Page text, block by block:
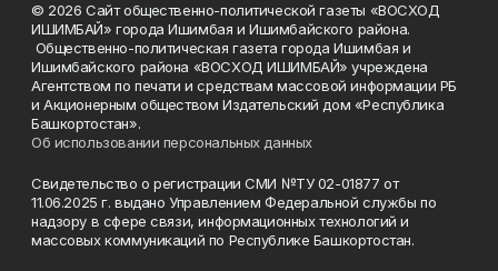
© 2026 Сайт общественно-политической газеты «ВОСХОД
ИШИМБАЙ» города Ишимбая и Ишимбайского района.
Общественно-политическая газета города Ишимбая и
Ишимбайского района «ВОСХОД ИШИМБАЙ» учреждена
Агентством по печати и средствам массовой информации РБ
и Акционерным обществом Издательский дом «Республика
Башкортостан».
Об использовании персональных данных
Свидетельство о регистрации СМИ №ТУ 02-01877 от
11.06.2025 г. выдано Управлением Федеральной службы по
надзору в сфере связи, информационных технологий и
массовых коммуникаций по Республике Башкортостан.